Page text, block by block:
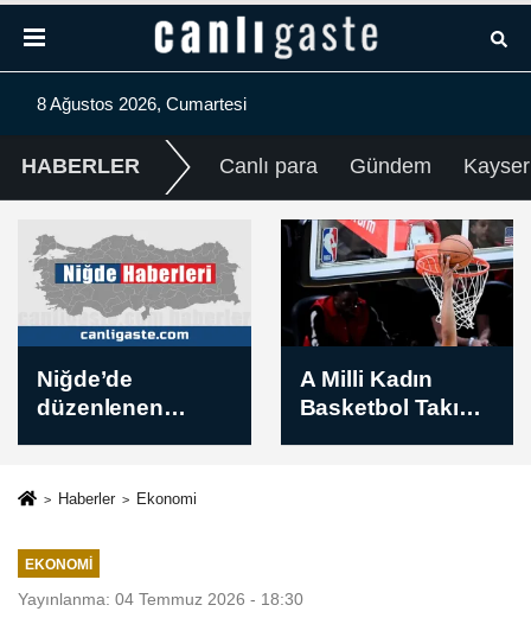
8 Ağustos 2026, Cumartesi
HABERLER Canlı para Gündem
A Milli Kadın
Basketbol Takımı,
sürdürdü
TBMM Genel
Kurulu toplandı
Haberler Ekonomi
EKONOMI
Yayınlanma: 04 Temmuz 2026 - 18:30